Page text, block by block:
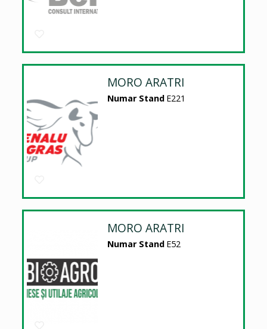
MORO ARATRI
Numar Stand E221
MORO ARATRI
Numar Stand E52